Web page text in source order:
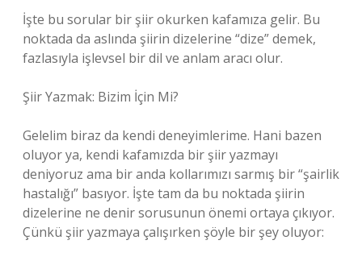
İşte bu sorular bir şiir okurken kafamıza gelir. Bu
noktada da aslında şiirin dizelerine “dize” demek,
fazlasıyla işlevsel bir dil ve anlam aracı olur.
Şiir Yazmak: Bizim İçin Mi?
Gelelim biraz da kendi deneyimlerime. Hani bazen
oluyor ya, kendi kafamızda bir şiir yazmayı
deniyoruz ama bir anda kollarımızı sarmış bir “şairlik
hastalığı” basıyor. İşte tam da bu noktada şiirin
dizelerine ne denir sorusunun önemi ortaya çıkıyor.
Çünkü şiir yazmaya çalışırken şöyle bir şey oluyor: